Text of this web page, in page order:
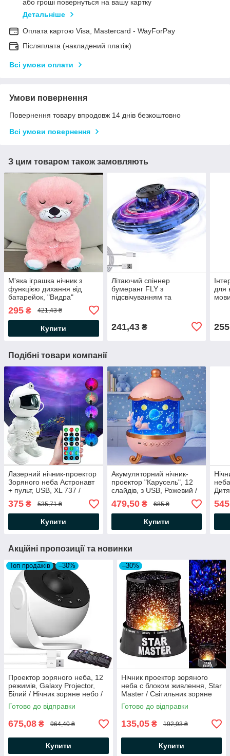
або гроші повернуться на вашу картку
Детальніше
Оплата картою Visa, Mastercard - WayForPay
Післяплата (накладений платіж)
Всі умови оплати
Умови повернення
Повернення товару впродовж 14 днів безкоштовно
Всі умови повернення
З цим товаром також замовляють
М'яка іграшка нічник з
функцією дихання від
батарейок, "Видра"
33,5см, Рожевий / Дитячий
нічник /Нічник іграшка
295 ₴ 421,43 ₴
Купити
Літаючий спіннер
бумеранг FLY з
підсвічуванням та
241,43₴
для
Подібні товари компанії
Лазерний нічник-проектор
Зоряного неба Астронавт
+ пульт, USB, XL 737 /
Космонавт проектор /
Нічник космонавт
375 ₴ 535,71 ₴
Купити
Акумуляторний нічник-
проектор "Карусель", 12
слайдів, з USB, Рожевий /
Дитячий світильник /
Дитячий нічник з
проекцією
479,50₴ 685 ₴
Купити
545
Акційні пропозиції та новинки
Топ продажів –30%
Проектор зоряного неба, 12
режимів, Galaxy Projector,
Білий / Нічник зоряне небо /
Світильник зоряне небо
Готово до відправки
675,08 ₴ 964,40 ₴
Купити
–30%
Нічник проектор зоряного
неба c блоком живлення, Star
Master / Світильник зоряне
небо
Готово до відправки
135,05 ₴ 192,93 ₴
Купити